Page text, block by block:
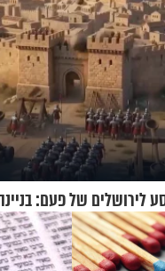
של פעם: